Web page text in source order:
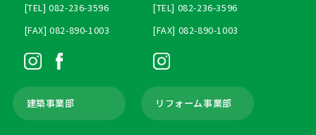
[TEL] 082-236-3596
[FAX] 082-890-1003
[TEL] 082-236-3596
[FAX] 082-890-1003
建築事業部 リフォーム事業部